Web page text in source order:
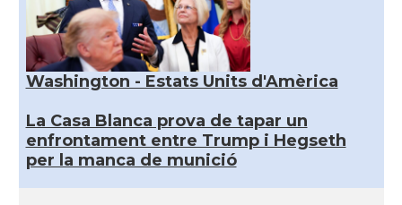
Washington - Estats Units d'Amèrica
La Casa Blanca prova de tapar un
enfrontament entre Trump i Hegseth
per la manca de munició